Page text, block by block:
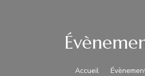
Accueil